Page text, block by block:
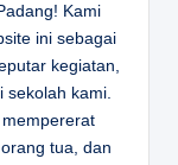
Kami
ini sebagai
kegiatan,
sekolah kami.
tua, dan